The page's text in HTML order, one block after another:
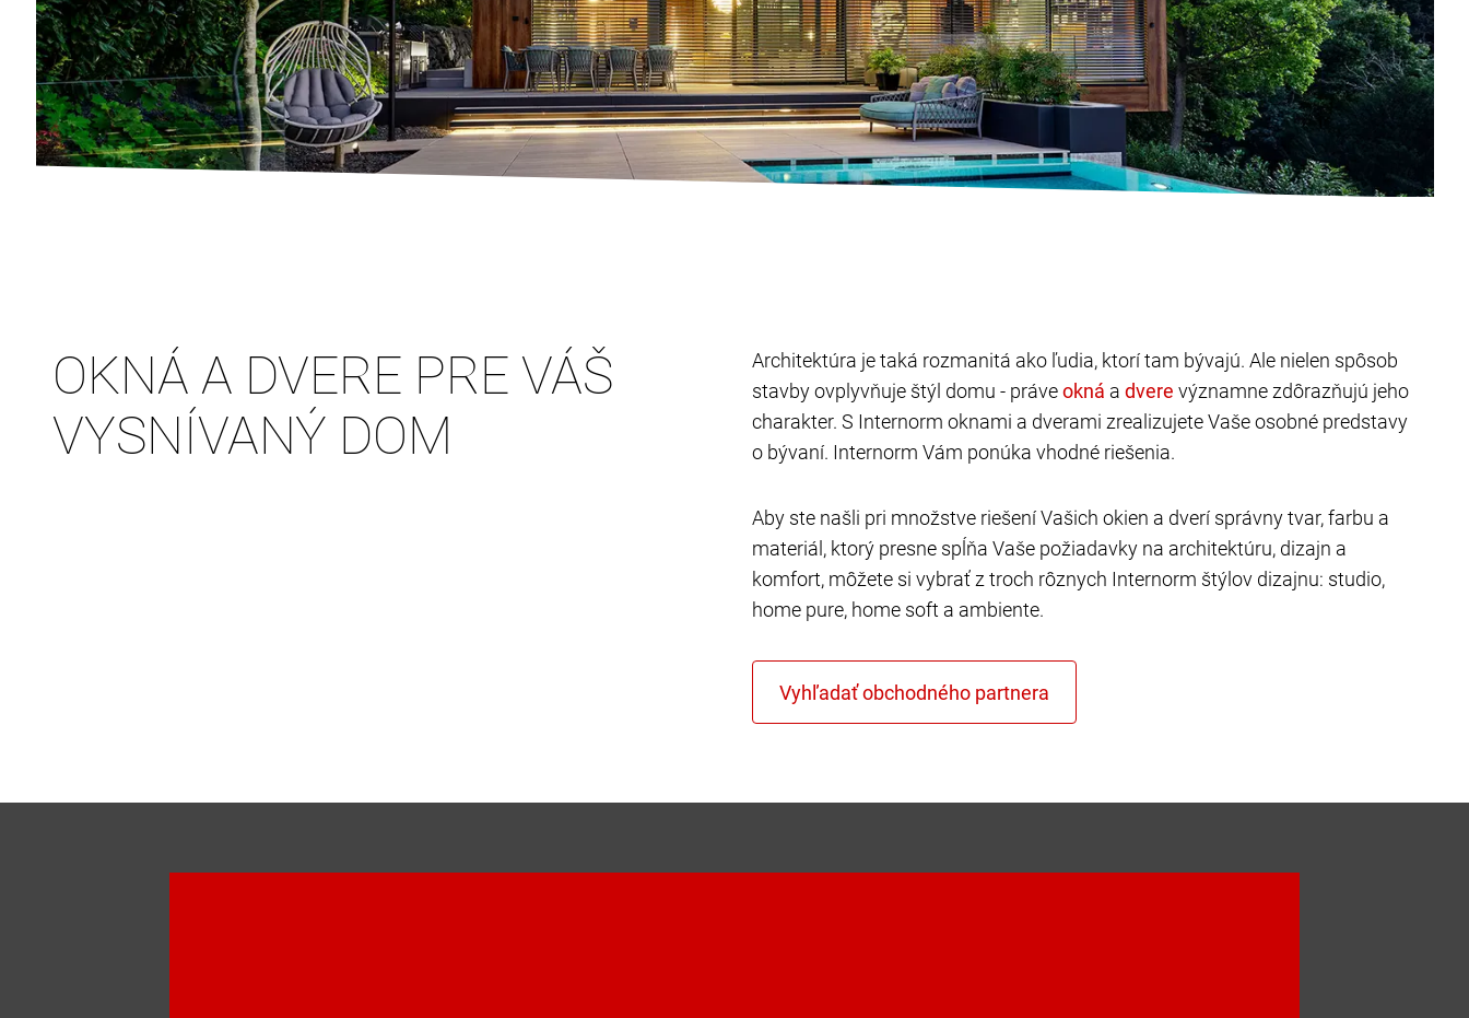
OKNÁ A DVERE PRE VÁŠ
VYSNÍVANÝ DOM
Architektúra je taká rozmanitá ako ľudia, ktorí tam bývajú. Ale nielen spôsob
stavby ovplyvňuje štýl domu - práve
a
významne zdôrazňujú jeho
charakter. S Internorm oknami a dverami zrealizujete Vaše osobné predstavy
o bývaní. Internorm Vám ponúka vhodné riešenia.
Aby ste našli pri množstve riešení Vašich okien a dverí správny tvar, farbu a
materiál, ktorý presne spĺňa Vaše požiadavky na architektúru, dizajn a
komfort, môžete si vybrať z troch rôznych Internorm štýlov dizajnu: studio,
home pure, home soft a ambiente.